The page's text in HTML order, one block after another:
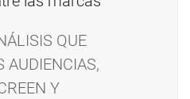
QUE
AUDIENCIAS,
Y